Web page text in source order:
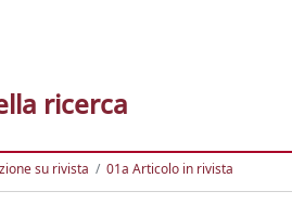
ricerca
su rivista 01a Articolo in rivista